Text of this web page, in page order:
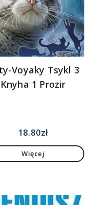
Voyaky Tsykl 3
Knyha 1 Prozir
18.80zł
Więcej